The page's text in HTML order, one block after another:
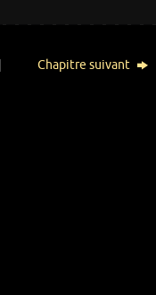
Chapitre suivant